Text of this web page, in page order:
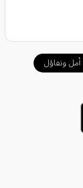
وتفاؤل